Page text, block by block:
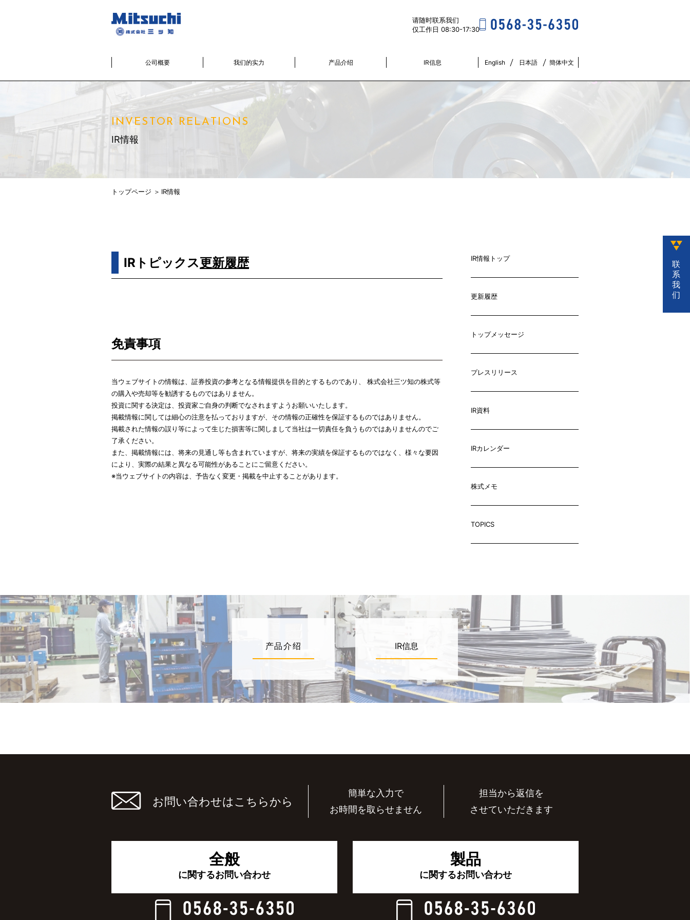
请随时联系我们
仅工作日 08:30-17:30
公司概要 我们的实力 产品介绍 IR信息 English 日本語 簡体中文
INVESTOR RELATIONS
IR情報
トップページ IR情報
IRトピックス更新履歴
免責事項
当ウェブサイトの情報は、証券投資の参考となる情報提供を目的とするものであり、 株式会社三ツ知の株式等
の購入や売却等を勧誘するものではありません。
投資に関する決定は、投資家ご自身の判断でなされますようお願いいたします。
掲載情報に関しては細心の注意を払っておりますが、その情報の正確性を保証するものではありません。
掲載された情報の誤り等によって生じた損害等に関しまして当社は一切責任を負うものではありませんのでご
了承ください。
また、掲載情報には、将来の見通し等も含まれていますが、将来の実績を保証するものではなく、様々な要因
により、実際の結果と異なる可能性があることにご留意ください。
※当ウェブサイトの内容は、予告なく変更・掲載を中止することがあります。
IR情報トップ
更新履歴
トップメッセージ
プレスリリース
IR資料
IRカレンダー
株式メモ
TOPICS
联
系
我
们
产品介绍 IR信息
お問い合わせはこちらから
簡単な入力で
お時間を取らせません
担当から返信を
させていただきます
全般
に関するお問い合わせ
製品
に関するお問い合わせ